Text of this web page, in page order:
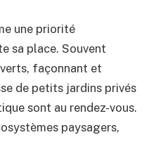
une priorité
sa place. Souvent
façonnant et
de petits jardins privés
sont au rendez-vous.
paysagers,